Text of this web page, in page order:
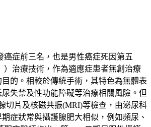
症前三名，也是男性癌症死因第五
）治療技術，作為適應症患者無創治療
的。相較於傳統手術，其特色為無體表
失禁及性功能障礙等治療相關風險。但
切片及核磁共振(MRI)等檢查，由泌尿科
症狀常與攝護腺肥大相似，例如頻尿、